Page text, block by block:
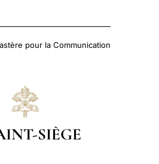
pour la Communication
SIÈGE